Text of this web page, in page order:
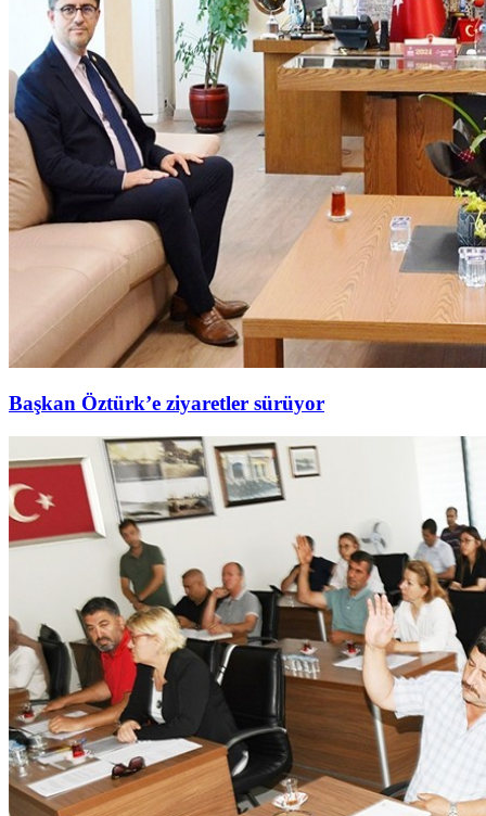
Başkan Öztürk’e ziyaretler sürüyor